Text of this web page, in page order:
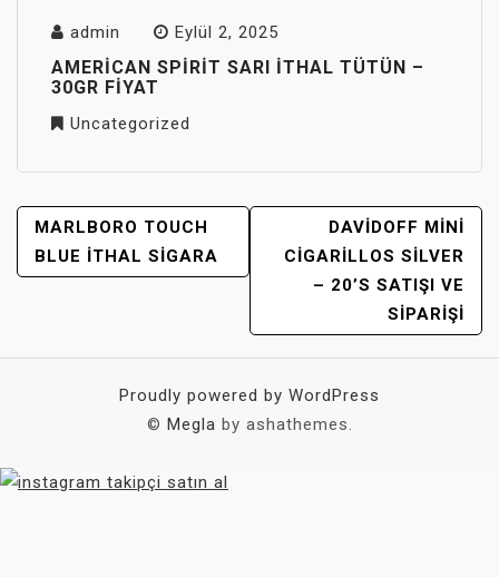
admin Eylül 2, 2025
AMERICAN SPIRIT SARI ITHAL TÜTÜN –
30GR FIYAT
Uncategorized
YAZI
GEZINMESI
MARLBORO TOUCH
BLUE ITHAL SIGARA
DAVIDOFF MINI
CIGARILLOS SILVER
– 20’S SATIŞI VE
SIPARIŞI
Proudly powered by WordPress
© Megla by ashathemes.